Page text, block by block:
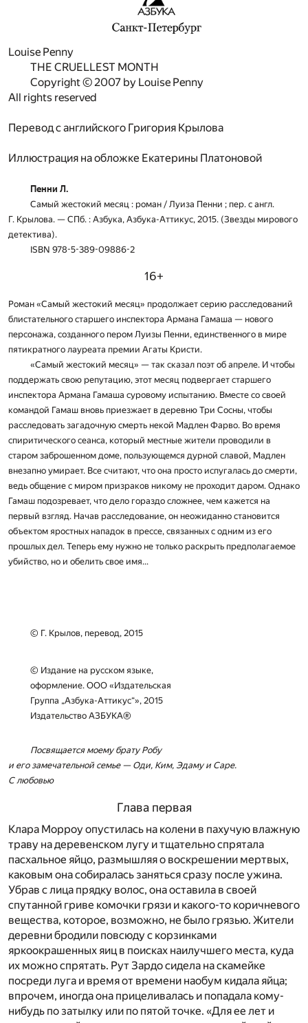
Louise Penny
THE CRUELLEST MONTH
Copyright © 2007 by Louise Penny
All rights reserved
Перевод с английского Григория Крылова
Иллюстрация на обложке Екатерины Платоновой
Пенни Л.
Самый жестокий месяц : роман / Луиза Пенни ; пер. с англ.
Г. Крылова. — СПб. : Азбука, Азбука-Аттикус, 2015. (Звезды мирового
детектива).
ISBN 978-5-389-09886-2
16+
Роман «Самый жестокий месяц» продолжает серию расследований
блистательного старшего инспектора Армана Гамаша — нового
персонажа, созданного пером Луизы Пенни, единственного в мире
пятикратного лауреата премии Агаты Кристи.
«Самый жестокий месяц» — так сказал поэт об апреле. И чтобы
под­держать свою репутацию, этот месяц подвергает старшего
инспектора Армана Гамаша суровому испытанию. Вместе со своей
командой Гамаш вновь приезжает в деревню Три Сосны, чтобы
расследовать загадочную смерть некой Мадлен Фарво. Во время
спиритического сеанса, который местные жители проводили в
старом заброшенном доме, пользующемся дурной славой, Мадлен
внезапно умирает. Все считают, что она просто испугалась до смерти,
ведь общение с миром призраков никому не проходит даром. Однако
Гамаш подозревает, что дело гораздо сложнее, чем кажется на
первый взгляд. Начав расследование, он неожиданно становится
объектом яростных нападок в прессе, связанных с одним из его
прошлых дел. Теперь ему нужно не только раскрыть предполагаемое
убийство, но и обелить свое имя...
© Г. Крылов, перевод, 2015
© Издание на русском языке,
оформление. ООО «Издательская
Группа „Азбука-Аттикус“», 2015
Издательство АЗБУКА®
Посвящается моему брату Робу
и его замечательной семье — Оди, Ким, Эдаму и Саре.
С любовью
Глава первая
Клара Морроу опустилась на колени в пахучую влажную
траву на деревенском лугу и тщательно спрятала
пасхальное яйцо, раз­мышляя о воскрешении мертвых,
каковым она собиралась за­няться сразу после ужина.
Убрав с лица прядку волос, она оста­вила в своей
спутанной гриве комочки грязи и какого-то корич­невого
вещества, которое, возможно, не было грязью. Жители
деревни бродили повсюду с корзинками
яркоокрашенных яиц в поисках наилучшего места, куда
их можно спрятать. Рут Зардо­ сидела на скамейке
посреди луга и время от времени наобум кидала яйца;
впрочем, иногда она прицеливалась и попадала кому-
нибудь по затылку или по пятой точке. «Для ее лет и